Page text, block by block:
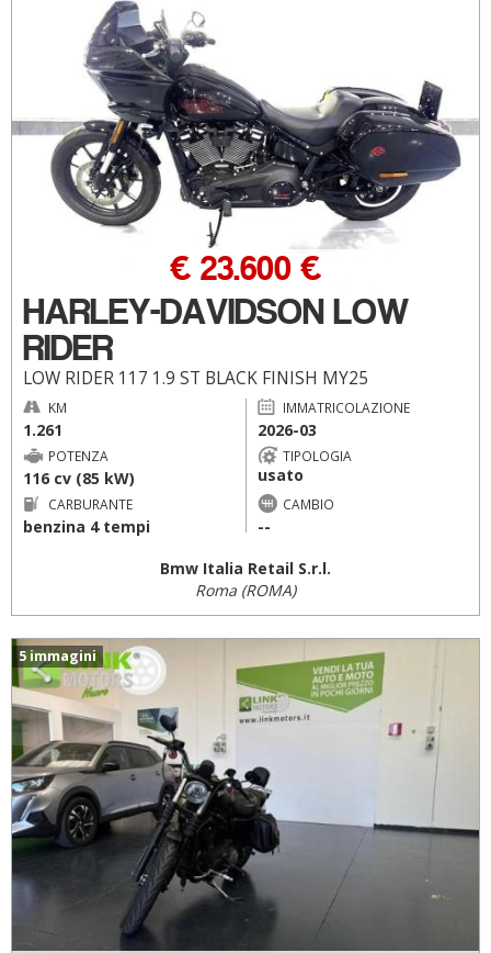
HARLEY-DAVIDSON LOW
RIDER
LOW RIDER 117 1.9 ST BLACK FINISH MY25
€ 23.600 €
KM
1.261
IMMATRICOLAZIONE
2026-03
POTENZA
116 cv (85 kW)
TIPOLOGIA
usato
CARBURANTE
benzina 4 tempi
CAMBIO
--
Bmw Italia Retail S.r.l.
Roma (ROMA)
5 immagini